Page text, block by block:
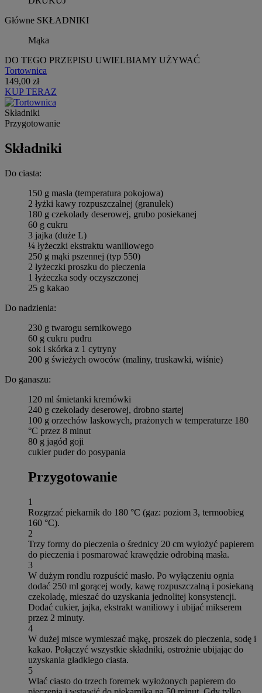
Główne SKŁADNIKI
Mąka
DO TEGO PRZEPISU UWIELBIAMY UŻYWAĆ
Tortownica
149,00 zł
KUP TERAZ
Składniki
Przygotowanie
Składniki
Do ciasta:
150 g masła (temperatura pokojowa)
2 łyżki kawy rozpuszczalnej (granulek)
180 g czekolady deserowej, grubo posiekanej
60 g cukru
3 jajka (duże L)
¼ łyżeczki ekstraktu waniliowego
250 g mąki pszennej (typ 550)
2 łyżeczki proszku do pieczenia
1 łyżeczka sody oczyszczonej
25 g kakao
Do nadzienia:
230 g twarogu sernikowego
60 g cukru pudru
sok i skórka z 1 cytryny
200 g świeżych owoców (maliny, truskawki, wiśnie)
Do ganaszu:
120 ml śmietanki kremówki
240 g czekolady deserowej, drobno startej
100 g orzechów laskowych, prażonych w temperaturze 180
°C przez 8 minut
80 g jagód goji
cukier puder do posypania
Przygotowanie
1
Rozgrzać piekarnik do 180 °C (gaz: poziom 3, termoobieg
160 °C).
2
Trzy formy do pieczenia o średnicy 20 cm wyłożyć papierem
do pieczenia i posmarować krawędzie odrobiną masła.
3
W dużym rondlu rozpuścić masło. Po wyłączeniu ognia
dodać 250 ml gorącej wody, kawę rozpuszczalną i posiekaną
czekoladę, mieszać do uzyskania jednolitej konsystencji.
Dodać cukier, jajka, ekstrakt waniliowy i ubijać mikserem
przez 2 minuty.
4
W dużej misce wymieszać mąkę, proszek do pieczenia, sodę i
kakao. Połączyć wszystkie składniki, ostrożnie ubijając do
uzyskania gładkiego ciasta.
5
Wlać ciasto do trzech foremek wyłożonych papierem do